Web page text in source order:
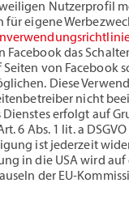
Nutzerprofil
für eigene
Facebook das
von Facebook
Diese
nicht
Dienstes erfolgt auf
6 Abs. 1 lit. a DSGVO
ist jederzeit
in die USA wird auf
der EU-